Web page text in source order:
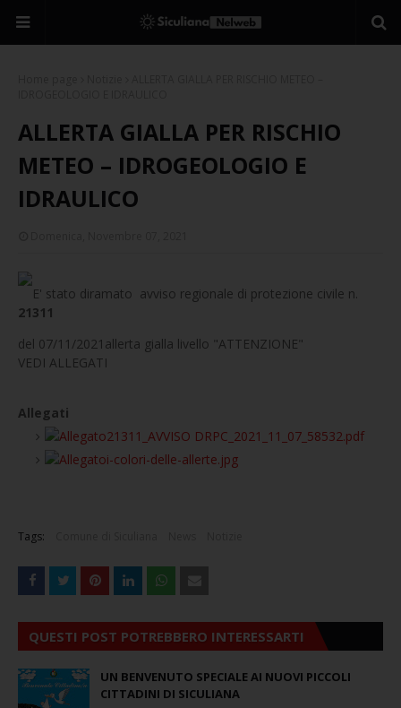
ALLERTA GIALLA PER RISCHIO
METEO – IDROGEOLOGIO E
IDRAULICO
E' stato diramato avviso regionale di protezione civile n.
21311
del 07/11/2021allerta gialla livello "ATTENZIONE"
VEDI ALLEGATI
Allegati
21311_AVVISO DRPC_2021_11_07_58532.pdf
i-colori-delle-allerte.jpg
Tags:
QUESTI POST POTREBBERO INTERESSARTI
UN BENVENUTO SPECIALE AI NUOVI PICCOLI
CITTADINI DI SICULIANA